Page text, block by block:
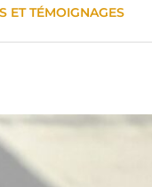
ET TÉMOIGNAGES